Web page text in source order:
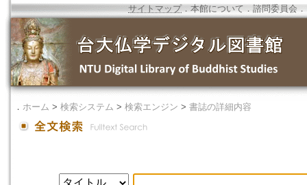
サイトマップ．本館について ． 諮問委員会 ．
． ホーム > 検索システム > 検索エンジン > 書誌の詳細内容